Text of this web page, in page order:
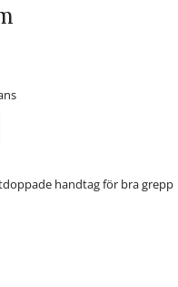
handtag för bra grepp